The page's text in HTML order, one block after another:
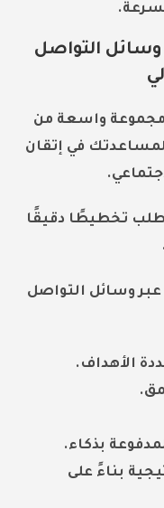
التواصل
مجموعة واسعة من
لمساعدتك في إتقان
تخطيطًا دقيقًا
وسائل التواصل
الأهداف.
بذكاء.
بناءً على